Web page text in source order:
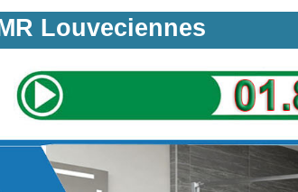
Louveciennes